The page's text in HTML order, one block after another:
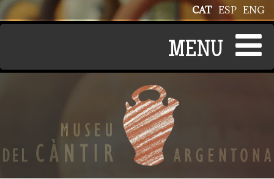
Vés al contingut ENG
ESP
CAT